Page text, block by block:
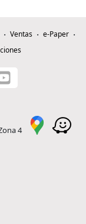
Ventas
e-Paper
4